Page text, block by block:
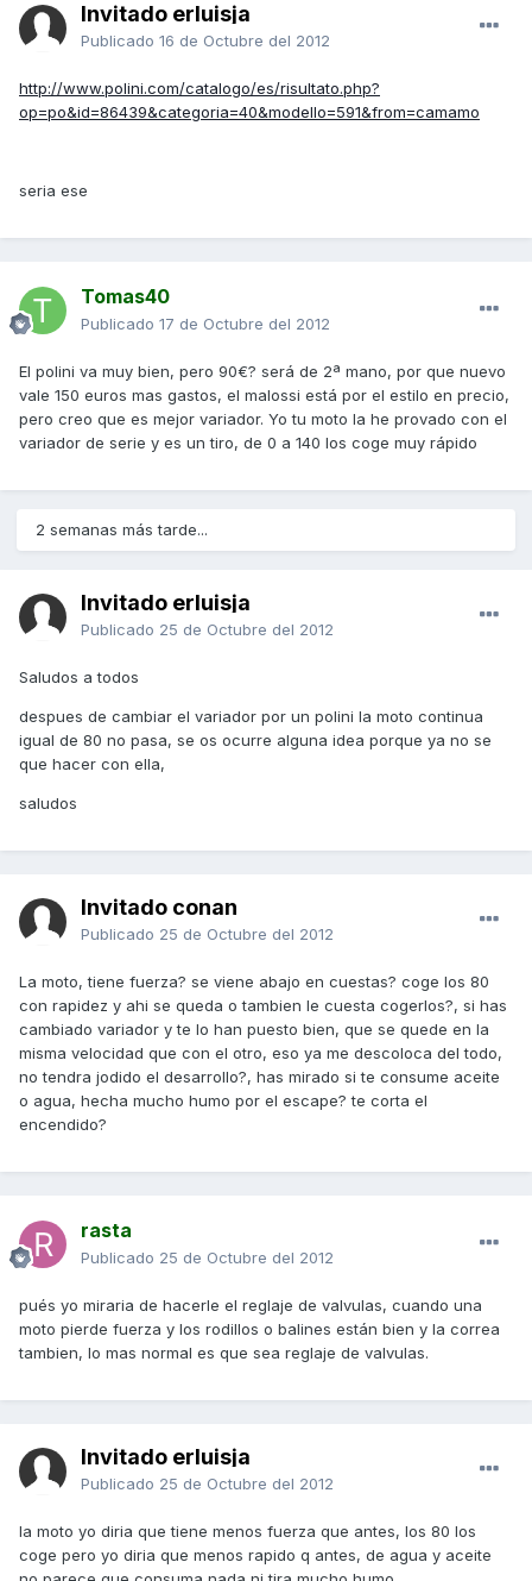
Invitado erluisja
Publicado 16 de Octubre del 2012
http://www.polini.com/catalogo/es/risultato.php?
op=po&id=86439&categoria=40&modello=591&from=camamo
seria ese
Tomas40
Publicado 17 de Octubre del 2012
El polini va muy bien, pero 90€? será de 2ª mano, por que nuevo
vale 150 euros mas gastos, el malossi está por el estilo en precio,
pero creo que es mejor variador. Yo tu moto la he provado con el
variador de serie y es un tiro, de 0 a 140 los coge muy rápido
2 semanas más tarde...
Invitado erluisja
Publicado 25 de Octubre del 2012
Saludos a todos
despues de cambiar el variador por un polini la moto continua
igual de 80 no pasa, se os ocurre alguna idea porque ya no se
que hacer con ella,
saludos
Invitado conan
Publicado 25 de Octubre del 2012
La moto, tiene fuerza? se viene abajo en cuestas? coge los 80
con rapidez y ahi se queda o tambien le cuesta cogerlos?, si has
cambiado variador y te lo han puesto bien, que se quede en la
misma velocidad que con el otro, eso ya me descoloca del todo,
no tendra jodido el desarrollo?, has mirado si te consume aceite
o agua, hecha mucho humo por el escape? te corta el
encendido?
rasta
Publicado 25 de Octubre del 2012
pués yo miraria de hacerle el reglaje de valvulas, cuando una
moto pierde fuerza y los rodillos o balines están bien y la correa
tambien, lo mas normal es que sea reglaje de valvulas.
Invitado erluisja
Publicado 25 de Octubre del 2012
la moto yo diria que tiene menos fuerza que antes, los 80 los
coge pero yo diria que menos rapido q antes, de agua y aceite